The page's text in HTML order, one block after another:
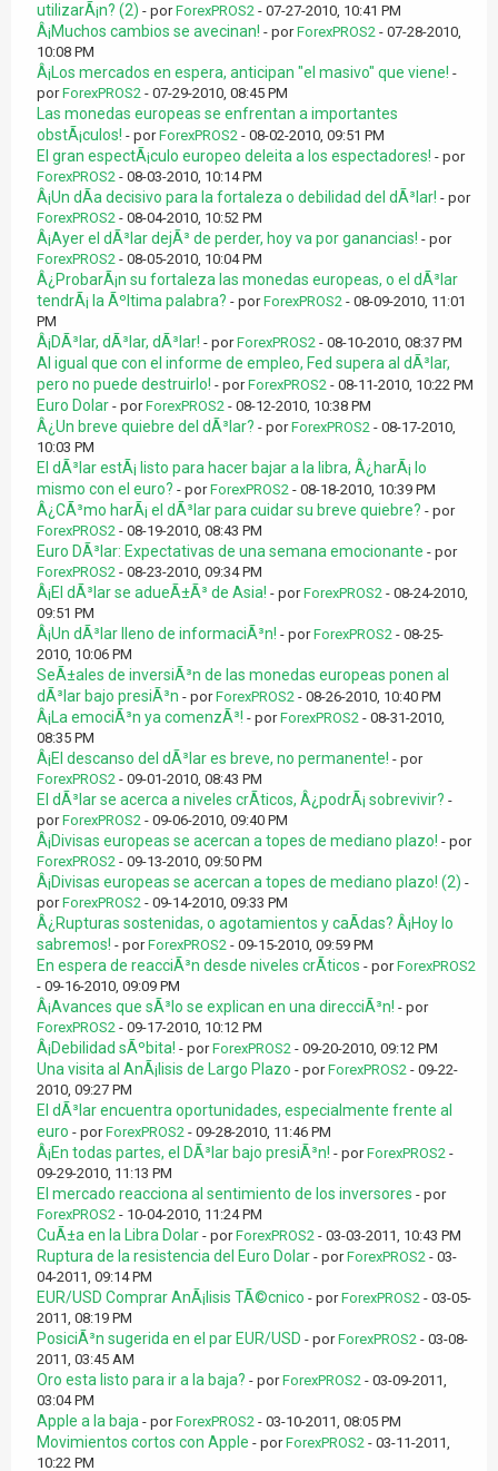
utilizarÃ¡n? (2) - porForexPROS2 - 07-27-2010, 10:41 PM
Â¡Muchos cambios se avecinan! - porForexPROS2 - 07-28-2010,
10:08 PM
Â¡Los mercados en espera, anticipan "el masivo" que viene! -
porForexPROS2 - 07-29-2010, 08:45 PM
Las monedas europeas se enfrentan a importantes
obstÃ¡culos! - porForexPROS2 - 08-02-2010, 09:51 PM
El gran espectÃ¡culo europeo deleita a los espectadores! - por
ForexPROS2 - 08-03-2010, 10:14 PM
Â¡Un dÃ­a decisivo para la fortaleza o debilidad del dÃ³lar! - por
ForexPROS2 - 08-04-2010, 10:52 PM
Â¡Ayer el dÃ³lar dejÃ³ de perder, hoy va por ganancias! - por
ForexPROS2 - 08-05-2010, 10:04 PM
Â¿ProbarÃ¡n su fortaleza las monedas europeas, o el dÃ³lar
tendrÃ¡ la Ãºltima palabra? - porForexPROS2 - 08-09-2010, 11:01
PM
Â¡DÃ³lar, dÃ³lar, dÃ³lar! - porForexPROS2 - 08-10-2010, 08:37 PM
Al igual que con el informe de empleo, Fed supera al dÃ³lar,
pero no puede destruirlo! - porForexPROS2 - 08-11-2010, 10:22 PM
Euro Dolar - porForexPROS2 - 08-12-2010, 10:38 PM
Â¿Un breve quiebre del dÃ³lar? - porForexPROS2 - 08-17-2010,
10:03 PM
El dÃ³lar estÃ¡ listo para hacer bajar a la libra, Â¿harÃ¡ lo
mismo con el euro? - porForexPROS2 - 08-18-2010, 10:39 PM
Â¿CÃ³mo harÃ¡ el dÃ³lar para cuidar su breve quiebre? - por
ForexPROS2 - 08-19-2010, 08:43 PM
Euro DÃ³lar: Expectativas de una semana emocionante - por
ForexPROS2 - 08-23-2010, 09:34 PM
Â¡El dÃ³lar se adueÃ±Ã³ de Asia! - porForexPROS2 - 08-24-2010,
09:51 PM
Â¡Un dÃ³lar lleno de informaciÃ³n! - porForexPROS2 - 08-25-
2010, 10:06 PM
SeÃ±ales de inversiÃ³n de las monedas europeas ponen al
dÃ³lar bajo presiÃ³n - porForexPROS2 - 08-26-2010, 10:40 PM
Â¡La emociÃ³n ya comenzÃ³! - porForexPROS2 - 08-31-2010,
08:35 PM
Â¡El descanso del dÃ³lar es breve, no permanente! - por
ForexPROS2 - 09-01-2010, 08:43 PM
El dÃ³lar se acerca a niveles crÃ­ticos, Â¿podrÃ¡ sobrevivir? -
porForexPROS2 - 09-06-2010, 09:40 PM
Â¡Divisas europeas se acercan a topes de mediano plazo! - por
ForexPROS2 - 09-13-2010, 09:50 PM
Â¡Divisas europeas se acercan a topes de mediano plazo! (2) -
porForexPROS2 - 09-14-2010, 09:33 PM
Â¿Rupturas sostenidas, o agotamientos y caÃ­das? Â¡Hoy lo
sabremos! - porForexPROS2 - 09-15-2010, 09:59 PM
En espera de reacciÃ³n desde niveles crÃ­ticos - porForexPROS2
- 09-16-2010, 09:09 PM
Â¡Avances que sÃ³lo se explican en una direcciÃ³n! - por
ForexPROS2 - 09-17-2010, 10:12 PM
Â¡Debilidad sÃºbita! - porForexPROS2 - 09-20-2010, 09:12 PM
Una visita al AnÃ¡lisis de Largo Plazo - porForexPROS2 - 09-22-
2010, 09:27 PM
El dÃ³lar encuentra oportunidades, especialmente frente al
euro - porForexPROS2 - 09-28-2010, 11:46 PM
Â¡En todas partes, el DÃ³lar bajo presiÃ³n! - porForexPROS2 -
09-29-2010, 11:13 PM
El mercado reacciona al sentimiento de los inversores - por
ForexPROS2 - 10-04-2010, 11:24 PM
CuÃ±a en la Libra Dolar - porForexPROS2 - 03-03-2011, 10:43 PM
Ruptura de la resistencia del Euro Dolar - porForexPROS2 - 03-
04-2011, 09:14 PM
EUR/USD Comprar AnÃ¡lisis TÃ©cnico - porForexPROS2 - 03-05-
2011, 08:19 PM
PosiciÃ³n sugerida en el par EUR/USD - porForexPROS2 - 03-08-
2011, 03:45 AM
Oro esta listo para ir a la baja? - porForexPROS2 - 03-09-2011,
03:04 PM
Apple a la baja - porForexPROS2 - 03-10-2011, 08:05 PM
Movimientos cortos con Apple - porForexPROS2 - 03-11-2011,
10:22 PM